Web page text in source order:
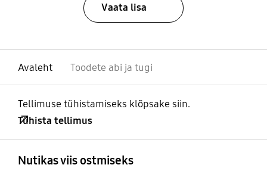
Vaata lisa
Avaleht Toodete abi ja tugi
Tellimuse tühistamiseks klõpsake siin.
Tühista tellimus
Nutikas viis ostmiseks